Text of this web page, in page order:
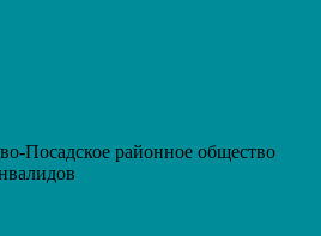
Посадское районное общество